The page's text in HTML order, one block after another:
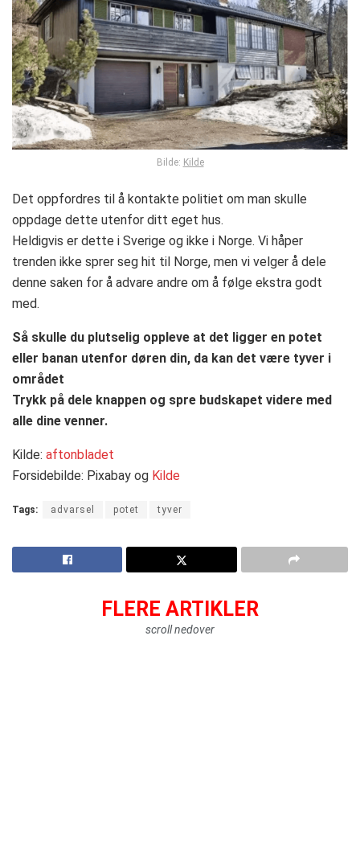
Bilde: Kilde
Det oppfordres til å kontakte politiet om man skulle
oppdage dette utenfor ditt eget hus.
Heldigvis er dette i Sverige og ikke i Norge. Vi håper
trenden ikke sprer seg hit til Norge, men vi velger å dele
denne saken for å advare andre om å følge ekstra godt
med.
Så skulle du plutselig oppleve at det ligger en potet
eller banan utenfor døren din, da kan det være tyver i
området
Trykk på dele knappen og spre budskapet videre med
alle dine venner.
Kilde: aftonbladet
Forsidebilde: Pixabay og Kilde
Tags: advarsel potet tyver
FLERE ARTIKLER
scroll nedover